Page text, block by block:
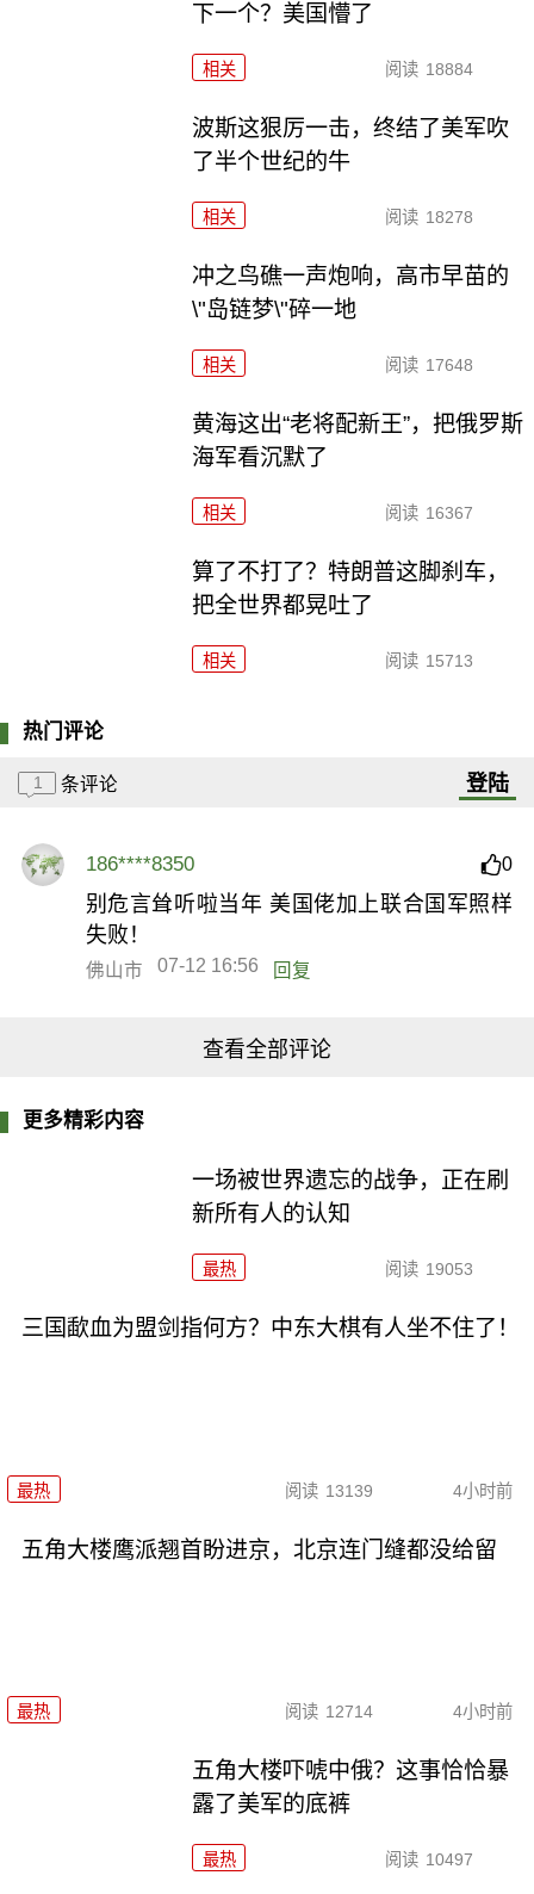
下一个？美国懵了
相关 阅读 18884
波斯这狠厉一击，终结了美军吹
了半个世纪的牛
相关 阅读 18278
冲之鸟礁一声炮响，高市早苗的
\"岛链梦\"碎一地
相关 阅读 17648
黄海这出“老将配新王”，把俄罗斯
海军看沉默了
相关 阅读 16367
算了不打了？特朗普这脚刹车，
把全世界都晃吐了
相关 阅读 15713
热门评论
1 条评论 登陆
186****8350 0
别危言耸听啦当年 美国佬加上联合国军照样
失败！
佛山市 07-12 16:56 回复
查看全部评论
更多精彩内容
一场被世界遗忘的战争，正在刷
新所有人的认知
最热 阅读 19053
三国歃血为盟剑指何方？中东大棋有人坐不住了！
最热 阅读 13139 4小时前
五角大楼鹰派翘首盼进京，北京连门缝都没给留
最热 阅读 12714 4小时前
五角大楼吓唬中俄？这事恰恰暴
露了美军的底裤
最热 阅读 10497